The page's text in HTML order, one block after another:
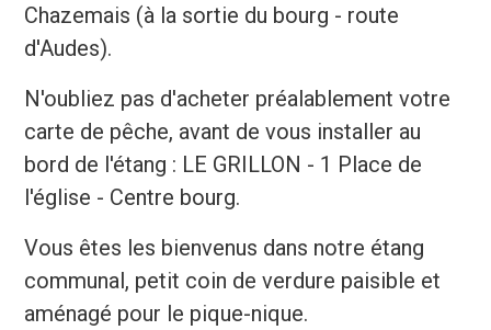
Chazemais (à la sortie du bourg - route
d'Audes).
N'oubliez pas d'acheter préalablement votre
carte de pêche, avant de vous installer au
bord de l'étang : LE GRILLON - 1 Place de
l'église - Centre bourg.
Vous êtes les bienvenus dans notre étang
communal, petit coin de verdure paisible et
aménagé pour le pique-nique.